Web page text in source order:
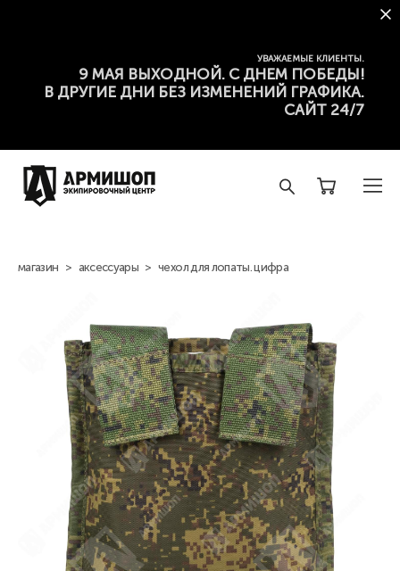
УВАЖАЕМЫЕ КЛИЕНТЫ.
9 МАЯ ВЫХОДНОЙ. С ДНЕМ ПОБЕДЫ!
В ДРУГИЕ ДНИ БЕЗ ИЗМЕНЕНИЙ ГРАФИКА.
САЙТ 24/7
магазин > аксессуары > чехол для лопаты. цифра